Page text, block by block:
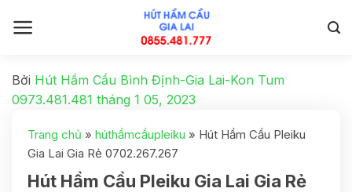
Bởi Hút Hầm Cầu Bình Định-Gia Lai-Kon Tum
0973.481.481 tháng 1 05, 2023
Trang chủ » húthầmcầupleiku » Hút Hầm Cầu Pleiku
Gia Lai Gia Rẻ 0702.267.267
Hút Hầm Cầu Pleiku Gia Lai Gia Rẻ